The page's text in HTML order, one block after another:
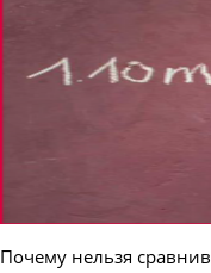
Почему нельзя